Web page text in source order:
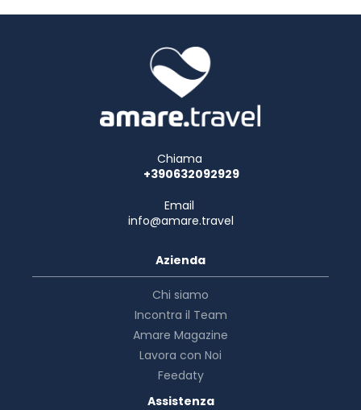
Chiama
+390632092929
Email
info@amare.travel
Azienda
Chi siamo
Incontra il Team
Amare Magazine
Lavora con Noi
Feedaty
Assistenza